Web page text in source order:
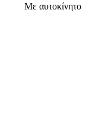
Με αυτοκίνητο